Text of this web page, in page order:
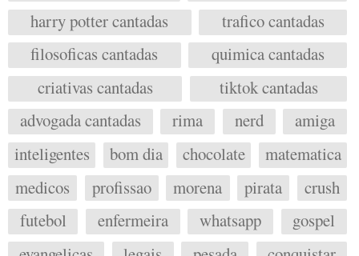
harry potter cantadas
trafico cantadas
filosoficas cantadas
quimica cantadas
criativas cantadas
tiktok cantadas
advogada cantadas
rima nerd
amiga
inteligentes
bom dia chocolate
matematica
medicos
profissao morena pirata
crush
futebol
enfermeira whatsapp
gospel